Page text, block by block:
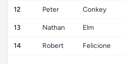
12 Peter Conkey
13 Nathan Elm
14 Robert Felicione